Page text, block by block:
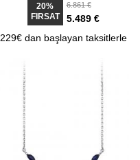
20%
FIRSAT
6.861 €
5.489 €
229€ dan başlayan taksitlerle